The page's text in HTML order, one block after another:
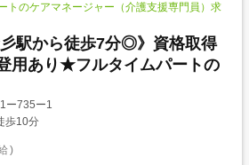
トのケアマネージャー（介護支援専門員）求
駅から徒歩7分◎》資格取得
用あり★フルタイムパートの
ー735ー1
歩10分
)